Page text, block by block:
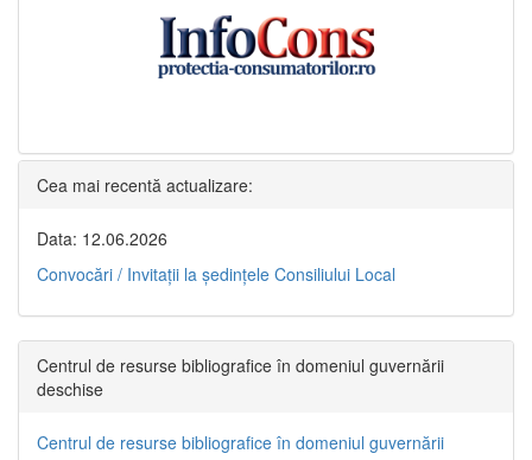
Cea mai recentă actualizare:
Data: 12.06.2026
Convocări / Invitaţii la şedinţele Consiliului Local
Centrul de resurse bibliografice în domeniul guvernării
deschise
Centrul de resurse bibliografice în domeniul guvernării